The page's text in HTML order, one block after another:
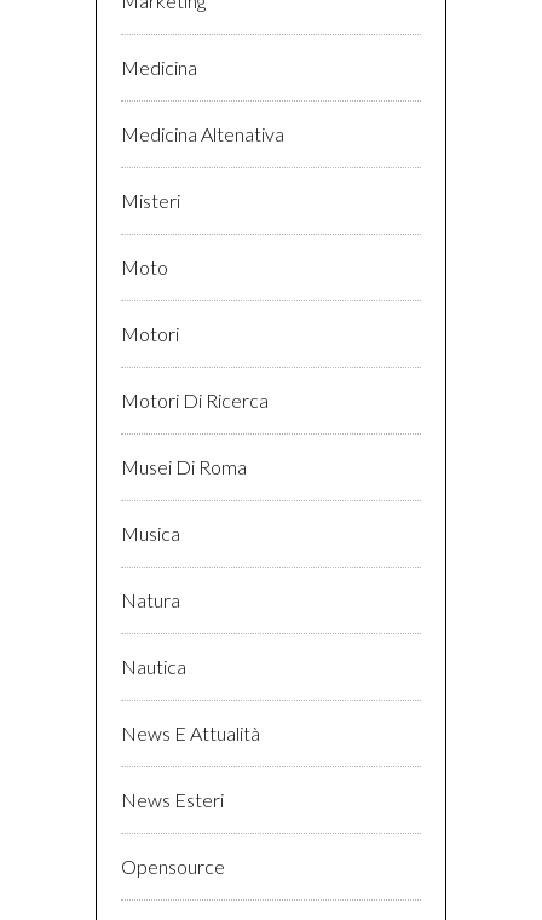
Medicina
Medicina Altenativa
Misteri
Moto
Motori
Motori Di Ricerca
Musei Di Roma
Musica
Natura
Nautica
News E Attualità
News Esteri
Opensource